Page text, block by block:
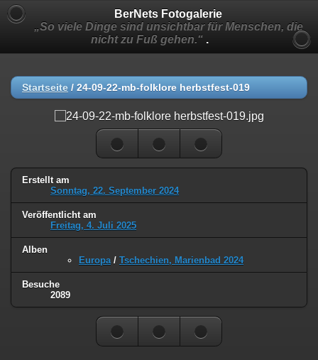
BerNets Fotogalerie
„So viele Dinge sind unsichtbar für Menschen, die
nicht zu Fuß gehen.“ .
Startseite / 24-09-22-mb-folklore herbstfest-019
Erstellt am
Sonntag, 22. September 2024
Veröffentlicht am
Freitag, 4. Juli 2025
Alben
Europa / Tschechien, Marienbad 2024
Besuche
2089